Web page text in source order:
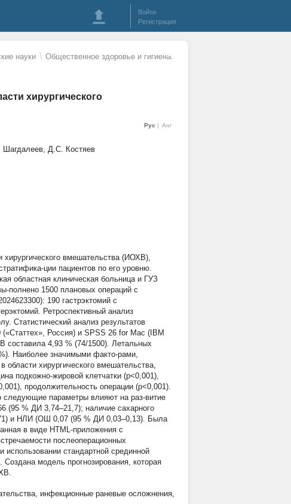
Войти
Регистрация
науки \ Общественное здоровье и гигиена.
хирургического
Рус Анг
Д.С. Костяев
хирургического вмешательства (ИОХВ),
ции пациентов по его уровню.
областная клиническая больница и ГУЗ
полнено 1500 плановых операций с
190 гастрэктомий с
Ретроспективный анализ
Статистический анализ результатов
Россия) и SPSS 26 for Mac (IBM
составила 4,93 % (74/1500). Летальных
Наиболее значимыми факто-рами,
хирургического вмешательства,
подкожно-жировой клетчатки (p<0,001),
продолжительность операции (p<0,001).
следующие параметры влияют на раз-витие
(95 % ДИ 3,74–21,7); наличие сахарного
и НЛИ (ОШ 0,07 (95 % ДИ 0,03–0,13). Была
в виде HTML-приложения с
послеоперационных
использовании стандартной срединной
модель прогнозирования, которая
, инфекционные раневые осложнения,